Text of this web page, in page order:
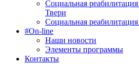
Социальная
Твери
Социальная
#On-line
Наши новости
Элементы программы
Контакты